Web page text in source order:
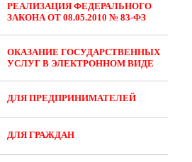
РЕАЛИЗАЦИЯ ФЕДЕРАЛЬНОГО
ЗАКОНА ОТ 08.05.2010 № 83-ФЗ
ОКАЗАНИЕ ГОСУДАРСТВЕННЫХ
УСЛУГ В ЭЛЕКТРОННОМ ВИДЕ
ДЛЯ ПРЕДПРИНИМАТЕЛЕЙ
ДЛЯ ГРАЖДАН